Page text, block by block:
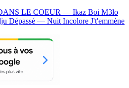
LE COEUR — Ikaz Boi M3lo
Dépassé — Nuit Incolore J't'emmène